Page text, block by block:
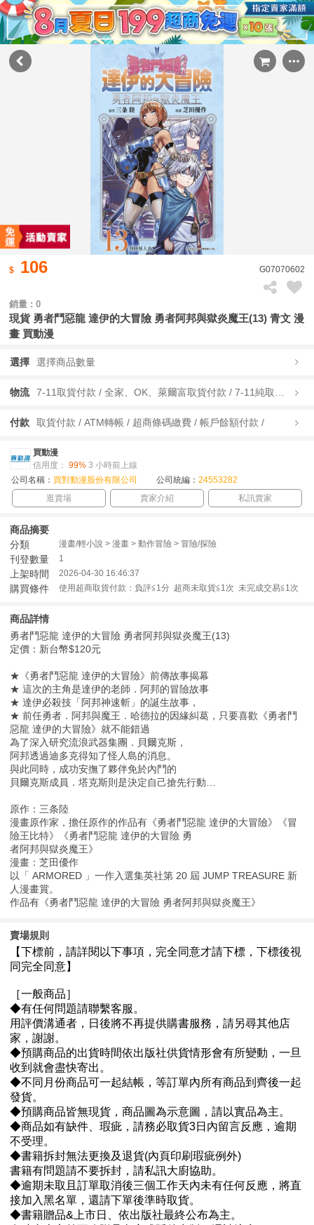
106 G07070602
銷量 : 0
現貨 勇者鬥惡龍 達伊的大冒險 勇者阿邦與獄炎魔王(13) 青文 漫
畫 買動漫
選擇 選擇商品數量
物流
付款 取貨付款 / ATM轉帳 / 超商條碼繳費 / 帳戶餘額付款 /
買動漫
信用度： 99% 3 小時前上線
公司名稱： 買對動漫股份有限公司 公司統編： 24553282
逛賣場
賣家介紹 私訊賣家
商品摘要
分類
漫畫/輕小說 > 漫畫 > 動作冒險 > 冒險/探險
刊登數量 1
上架時間 2026-04-30 16:46:37
購買條件 使用超商取貨付款：負評≦1分 超商未取貨≦1次 未完成交易≦1次
商品詳情
勇者鬥惡龍 達伊的大冒險 勇者阿邦與獄炎魔王(13)
定價：新台幣$120元
★《勇者鬥惡龍 達伊的大冒險》前傳故事揭幕
★ 這次的主角是達伊的老師．阿邦的冒險故事
★ 達伊必殺技「阿邦神速斬」的誕生故事，
★ 前任勇者．阿邦與魔王．哈德拉的因緣糾葛，只要喜歡《勇者鬥
惡龍 達伊的大冒險》就不能錯過
為了深入研究流浪武器集團．貝爾克斯，
阿邦透過迪多克得知了怪人島的消息。
與此同時，成功安撫了夥伴免於內鬥的
貝爾克斯成員．塔克斯則是決定自己搶先行動…
原作：三条陸
漫畫原作家，擔任原作的作品有《勇者鬥惡龍 達伊的大冒險》《冒
險王比特》《勇者鬥惡龍 達伊的大冒險 勇
者阿邦與獄炎魔王》
漫畫：芝田優作
以「 ARMORED 」一作入選集英社第 20 屆 JUMP TREASURE 新
人漫畫賞。
作品有《勇者鬥惡龍 達伊的大冒險 勇者阿邦與獄炎魔王》
賣場規則